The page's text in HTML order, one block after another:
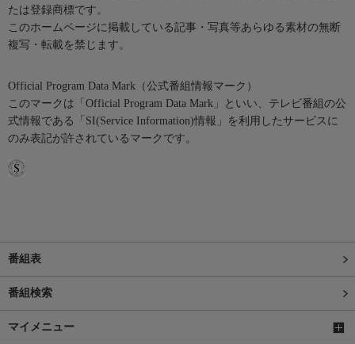
たは登録商標です。
このホームページに掲載している記事・写真等あらゆる素材の無断
複写・転載を禁じます。
Official Program Data Mark（公式番組情報マーク）
このマークは「Official Program Data Mark」といい、テレビ番組の公
式情報である「SI(Service Information)情報」を利用したサービスに
のみ表記が許されているマークです。
番組表
番組検索
マイメニュー